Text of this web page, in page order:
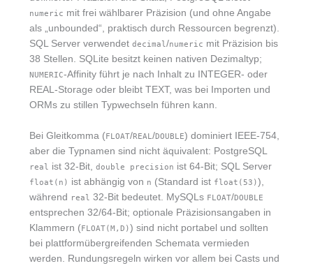
numeric mit frei wählbarer Präzision (und ohne Angabe
als „unbounded“, praktisch durch Ressourcen begrenzt).
SQL Server verwendet decimal/numeric mit Präzision bis
38 Stellen. SQLite besitzt keinen nativen Dezimaltyp;
NUMERIC-Affinity führt je nach Inhalt zu INTEGER- oder
REAL-Storage oder bleibt TEXT, was bei Importen und
ORMs zu stillen Typwechseln führen kann.
Bei Gleitkomma (FLOAT/REAL/DOUBLE) dominiert IEEE-754,
aber die Typnamen sind nicht äquivalent: PostgreSQL
real ist 32‑Bit, double precision ist 64‑Bit; SQL Server
float(n) ist abhängig von n (Standard ist float(53)),
während
real 32‑Bit bedeutet. MySQLs FLOAT/DOUBLE
entsprechen 32/64‑Bit; optionale Präzisionsangaben in
Klammern (FLOAT(M,D)) sind nicht portabel und sollten
bei plattformübergreifenden Schemata vermieden
werden. Rundungsregeln wirken vor allem bei Casts und